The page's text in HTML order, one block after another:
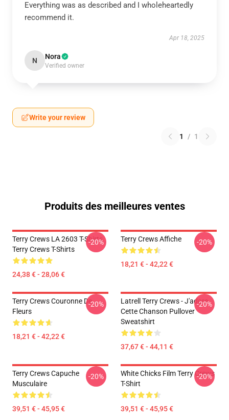
Everything was as described and I wholeheartedly
recommend it.
Apr 18, 2025
N Nora
Verified owner
Write your review
1 / 1
Produits des meilleures ventes
Terry Crews LA 2603 T-Shirts
Terry Crews T-Shirts
24,38 € - 28,06 €
-20% Terry Crews Affiche
18,21 € - 42,22 €
-20%
Terry Crews Couronne De
Fleurs
18,21 € - 42,22 €
-20%
Latrell Terry Crews - J'adore
Cette Chanson Pullover
Sweatshirt
37,67 € - 44,11 €
-20%
Terry Crews Capuche
Musculaire
39,51 € - 45,95 €
-20%
White Chicks Film Terry Crews
T-Shirt
39,51 € - 45,95 €
-20%